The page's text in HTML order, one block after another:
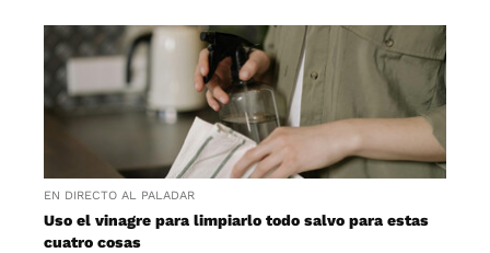
EN DIRECTO AL PALADAR
Uso el vinagre para limpiarlo todo salvo para estas
cuatro cosas